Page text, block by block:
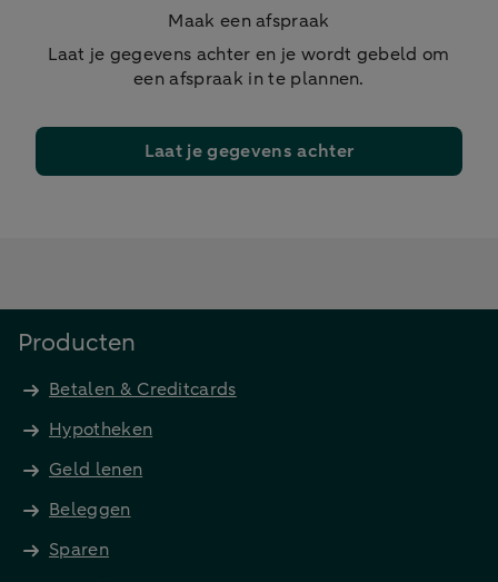
Maak een afspraak
Laat je gegevens achter en je wordt gebeld om
een afspraak in te plannen.
Laat je gegevens achter
Producten
Betalen & Creditcards
Hypotheken
Geld lenen
Beleggen
Sparen